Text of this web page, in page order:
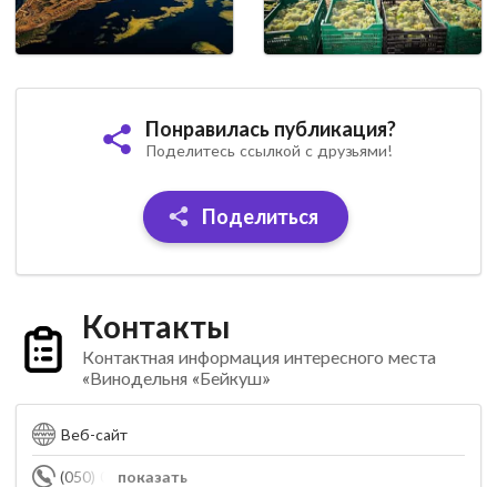
Понравилась публикация?
Поделитесь ссылкой с друзьями!
Поделиться
Контакты
Контактная информация интересного места
«Винодельня «Бейкуш»
Веб-сайт
показать
(050) 069-57-77